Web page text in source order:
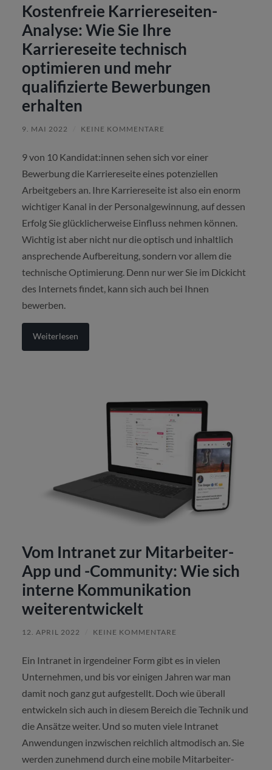
Kostenfreie Karriereseiten-
Analyse: Wie Sie Ihre
Karriereseite technisch
optimieren und mehr
qualifizierte Bewerbungen
erhalten
9. MAI 2022 KEINE KOMMENTARE
9 von 10 Kandidat:innen sehen sich vor einer
Bewerbung die Karriereseite eines potenziellen
Arbeitgebers an. Ihre Karriereseite ist also ein enorm
wichtiger Kanal in der Personalgewinnung, auf dessen
Erfolg Sie glücklicherweise Einfluss nehmen können.
Wichtig ist aber nicht nur die optisch und inhaltlich
ansprechende Aufbereitung, sondern vor allem die
technische Optimierung. Denn nur wer Sie im Dickicht
des Internets findet, kann sich auch bei Ihnen
bewerben.
Weiterlesen
Vom Intranet zur Mitarbeiter-
App und -Community: Wie sich
interne Kommunikation
weiterentwickelt
12. APRIL 2022 KEINE KOMMENTARE
Ein Intranet in irgendeiner Form gibt es in vielen
Unternehmen, und bis vor einigen Jahren war man
damit noch ganz gut aufgestellt. Doch wie überall
entwickeln sich auch in diesem Bereich die Technik und
die Ansätze weiter. Und so muten viele Intranet
Anwendungen inzwischen reichlich altmodisch an. Sie
werden zunehmend durch eine mobile Mitarbeiter-